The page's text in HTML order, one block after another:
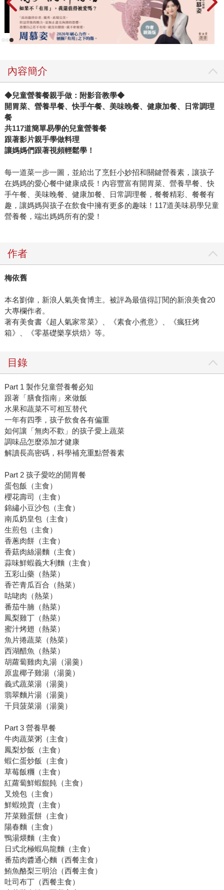
內容簡介
◆兒童營養餐親手做：附影音教學◆
開胃菜、營養早餐、快手午餐、美味晚餐、健康加餐、日常調理
餐
共117道簡單易學的兒童營養餐
跟著影片親手學做料理
讓媽媽們跟著視頻輕鬆學！
每一道菜一步一圖，並給出了烹飪小妙招和關鍵營養素，讓孩子
在媽媽的愛心餐中健康成長！內容豐富有開胃菜、營養早餐、快
手午餐、美味晚餐、健康加餐、日常調理餐，餐餐精彩、餐餐有
趣，讓媽媽與孩子在飲食中擁有更多的趣味！117道美味易學兒童
營養餐，端出媽媽所有的愛！
作者
梅依舊
本名劉偉，新浪人氣美食博主。被評為最值得訂閱的新浪美食20
大專欄作者。
著有美食書《超人氣家常菜》、《素食小煮意》、《瘋狂烤
箱》、《零基礎樂享烘焙》等。
目錄
Part 1 製作兒童營養餐必知
跟著「膳食指南」來做飯
水果和蔬菜不可相互替代
一年有四季，孩子飲食各有偏重
如何讓「無肉不歡」的孩子愛上蔬菜
調味品怎麼添加才健康
解讀長高密碼，科學補充重點營養素
Part 2 孩子愛吃的開胃餐
蛋包飯（主食）
櫻花壽司（主食）
錦繡小豆沙包（主食）
南瓜奶皇包（主食）
生煎包（主食）
香蔥肉餅（主食）
香菇肉絲湯麵（主食）
蒜味鮮蝦義大利麵（主食）
五彩山藥（熱菜）
香芒青瓜百合（熱菜）
咕咾肉（熱菜）
番茄牛腩（熱菜）
鳳梨雞丁（熱菜）
蜜汁烤翅（熱菜）
魚片捲蔬菜（熱菜）
西湖醋魚（熱菜）
胡蘿蔔雞肉丸湯（湯羹）
原盅椰子雞湯（湯羹）
義式蔬菜湯（湯羹）
翡翠麵片湯（湯羹）
干貝菠菜湯（湯羹）
Part 3 營養早餐
牛肉蔬菜粥（主食）
鳳梨炒飯（主食）
蝦仁蛋炒飯（主食）
草莓飯糰（主食）
紅蘿蔔鮮蝦餛飩（主食）
叉燒包（主食）
鮮蝦燒賣（主食）
芹菜雞蛋餅（主食）
陽春麵（主食）
鴨湯煨麵（主食）
日式北極蝦烏龍麵（主食）
番茄肉醬通心麵（西餐主食）
鮪魚酪梨三明治（西餐主食）
吐司布丁（西餐主食）